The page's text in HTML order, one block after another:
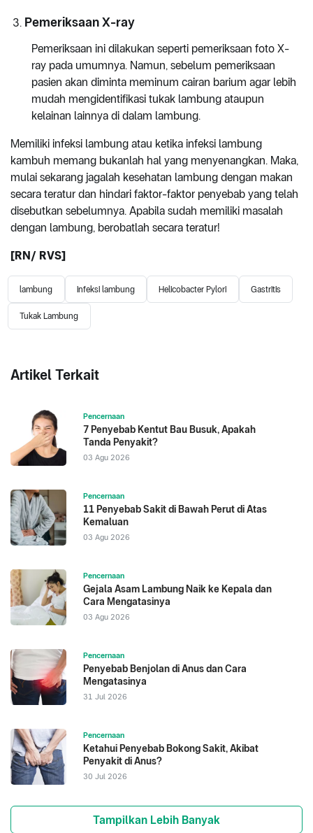
Pemeriksaan X-ray
Pemeriksaan ini dilakukan seperti pemeriksaan foto X-
ray pada umumnya. Namun, sebelum pemeriksaan
pasien akan diminta meminum cairan barium agar lebih
mudah mengidentifikasi tukak lambung ataupun
kelainan lainnya di dalam lambung.
Memiliki infeksi lambung atau ketika infeksi lambung
kambuh memang bukanlah hal yang menyenangkan. Maka,
mulai sekarang jagalah kesehatan lambung dengan makan
secara teratur dan hindari faktor-faktor penyebab yang telah
disebutkan sebelumnya. Apabila sudah memiliki masalah
dengan lambung, berobatlah secara teratur!
[RN/ RVS]
lambung infeksi lambung Helicobacter Pylori Gastritis
Tukak Lambung
Artikel Terkait
Pencernaan
7 Penyebab Kentut Bau Busuk, Apakah
Tanda Penyakit?
03 Agu 2026
Pencernaan
11 Penyebab Sakit di Bawah Perut di Atas
Kemaluan
03 Agu 2026
Pencernaan
Gejala Asam Lambung Naik ke Kepala dan
Cara Mengatasinya
03 Agu 2026
Pencernaan
Penyebab Benjolan di Anus dan Cara
Mengatasinya
31 Jul 2026
Pencernaan
Ketahui Penyebab Bokong Sakit, Akibat
Penyakit di Anus?
30 Jul 2026
Tampilkan Lebih Banyak